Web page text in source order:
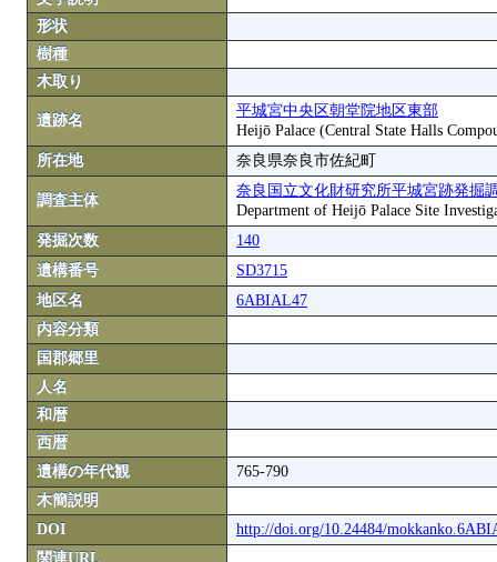
形状
樹種
木取り
遺跡名
平城宮中央区朝堂院地区東部
Heijō Palace (Central State Halls
所在地
奈良県奈良市佐紀町
調査主体
奈良国立文化財研究所平城宮跡発掘
Department of Heijō Palace Site
発掘次数
140
遺構番号
SD3715
地区名
6ABIAL47
内容分類
国郡郷里
人名
和暦
西暦
遺構の年代観
765-790
木簡説明
DOI
http://doi.org/10.24484/
関連URL